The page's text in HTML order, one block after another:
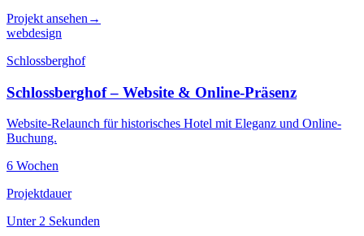
Projekt ansehen →
webdesign
Schlossberghof
Schlossberghof – Website & Online-Präsenz
Website-Relaunch für historisches Hotel mit Eleganz und Online-
Buchung.
6 Wochen
Projektdauer
Unter 2 Sekunden